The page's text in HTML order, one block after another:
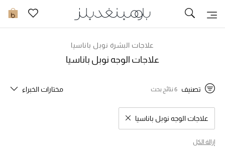
0 تخفيضات
مزيد من التخفيضات
النساء
الرجال
علاجات البشرة نوبل باناسيا
علاجات الوجه نوبل باناسيا
تصنيف 6 نتائج بحث مختارات الخبراء
علاجات الوجه نوبل باناسيا
مسح نتائج البحث النوع المحدد
إزالة الكل